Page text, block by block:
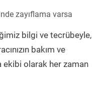
zayıflama varsa
bilgi ve tecrübeyle,
bakım ve
ekibi olarak her zaman